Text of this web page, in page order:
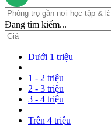
Đang tìm kiếm...
Dưới 1 triệu
1 - 2 triệu
2 - 3 triệu
3 - 4 triệu
Trên 4 triệu